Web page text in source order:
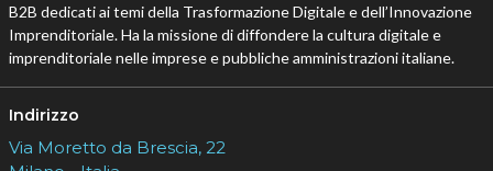
B2B dedicati ai temi della Trasformazione Digitale e dell’Innovazione
Imprenditoriale. Ha la missione di diffondere la cultura digitale e
imprenditoriale nelle imprese e pubbliche amministrazioni italiane.
Indirizzo
Via Moretto da Brescia, 22